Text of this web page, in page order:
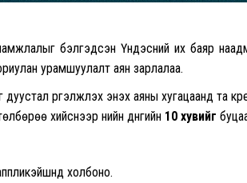
бэлгэдсэн Үндэсний их баяр
урамшуулалт аян зарлалаа.
үргэлжлэх энэхүү аяны хугацаанд та
хийснээр үнийн дүнгийн 10 хувийг
холбоно.